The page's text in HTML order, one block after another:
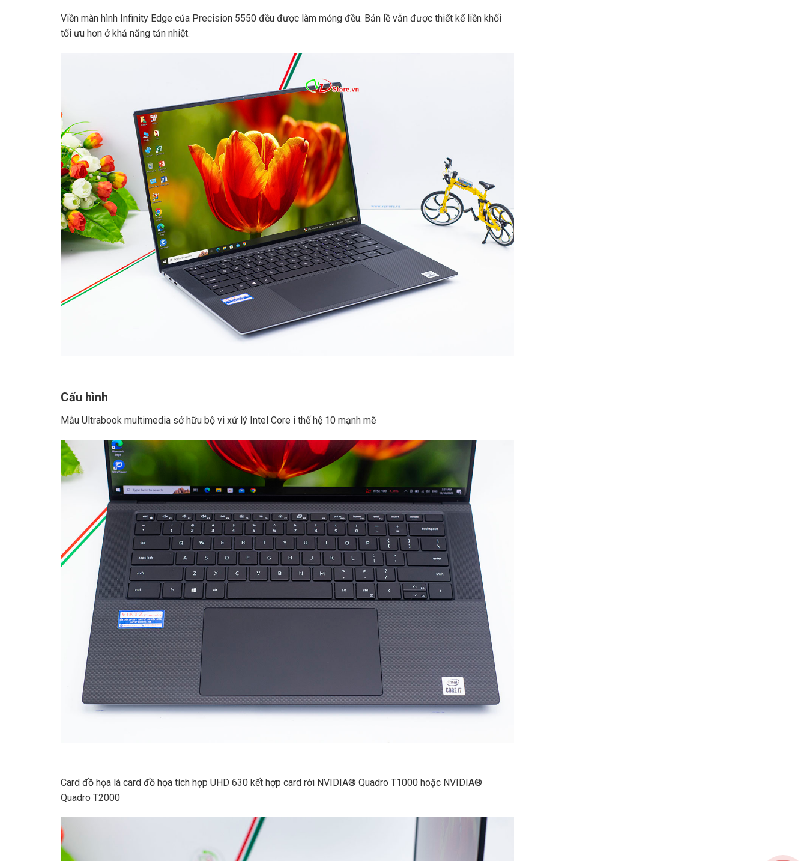
Viền màn hình Infinity Edge của Precision 5550 đều được làm mỏng đều. Bản lề vẫn được thiết kế liền khối
tối ưu hơn ở khả năng tản nhiệt.
Cấu hình
Mẫu Ultrabook multimedia sở hữu bộ vi xử lý Intel Core i thế hệ 10 mạnh mẽ
Card đồ họa là card đồ họa tích hợp UHD 630 kết hợp card rời NVIDIA® Quadro T1000 hoặc NVIDIA®
Quadro T2000